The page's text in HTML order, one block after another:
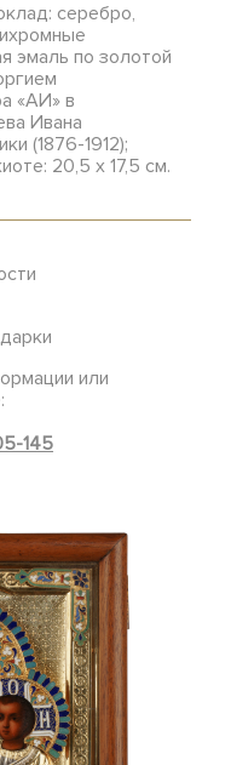
серебро,
эмаль по золотой
«АИ» в
Ивана
(1876-1912);
20,5 х 17,5 см.
или
145